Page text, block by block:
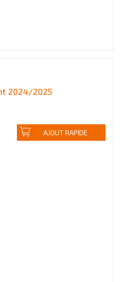
2024/2025
AJOUT RAPIDE